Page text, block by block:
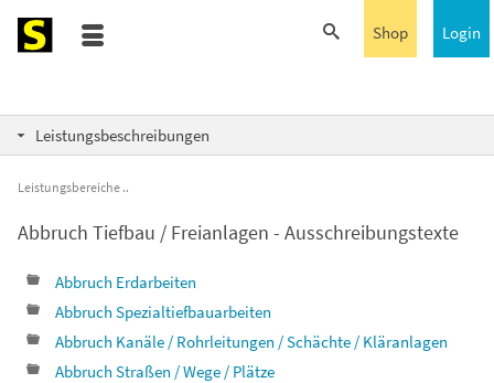
Login
Shop
Leistungsbeschreibungen
Leistungsbereiche
Abbruch Tiefbau / Freianlagen - Ausschreibungstexte
Abbruch Erdarbeiten
Abbruch Spezialtiefbauarbeiten
Abbruch Kanäle / Rohrleitungen / Schächte / Kläranlagen
Abbruch Straßen / Wege / Plätze